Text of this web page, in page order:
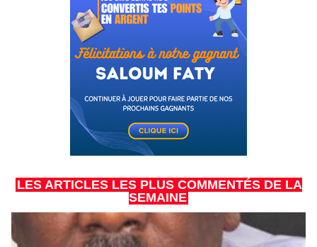
LES ARTICLES LES PLUS COMMENTÉS DE LA
SEMAINE